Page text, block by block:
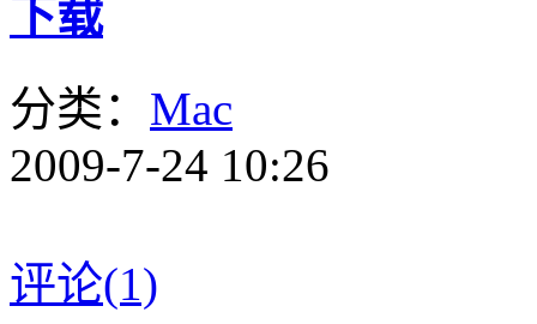
下载
分类： Mac
2009-7-24 10:26
评论(1)